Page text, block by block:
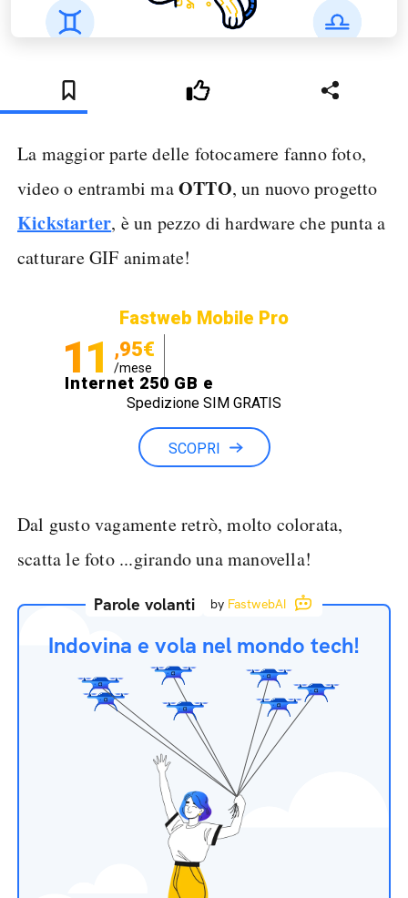
La maggior parte delle fotocamere fanno foto,
video o entrambi maOTTO, un nuovo progetto
Kickstarter, è un pezzo di hardware che punta a
catturare GIF animate!
Fastweb Mobile Pro
11 ,95€
/mese
Internet 250 GB e
Minuti illimitati
Spedizione SIM GRATIS
SCOPRI
Dal gusto vagamente retrò, molto colorata,
scatta le foto ...girando una manovella!
Parole volanti by FastwebAI
Indovina e vola nel mondo tech!